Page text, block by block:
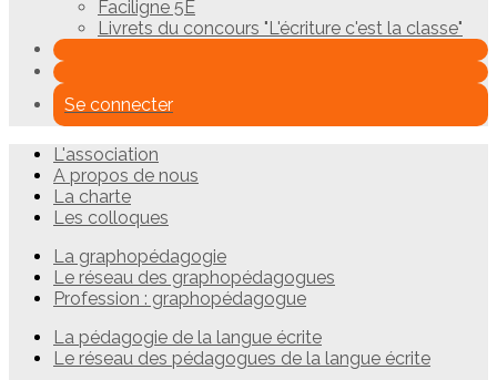
Faciligne 5E
Livrets du concours "L'écriture c'est la classe"
Se connecter
L'association
A propos de nous
La charte
Les colloques
La graphopédagogie
Le réseau des graphopédagogues
Profession : graphopédagogue
La pédagogie de la langue écrite
Le réseau des pédagogues de la langue écrite